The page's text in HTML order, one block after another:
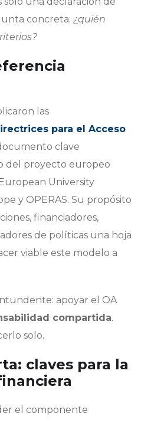
concreta: ¿quién
las
para el Acceso
clave
del proyecto europeo
University
y OPERAS. Su propósito
financiadores,
de políticas una hoja
viable este modelo a
apoyar el OA
compartida.
solo.
claves para la
el componente